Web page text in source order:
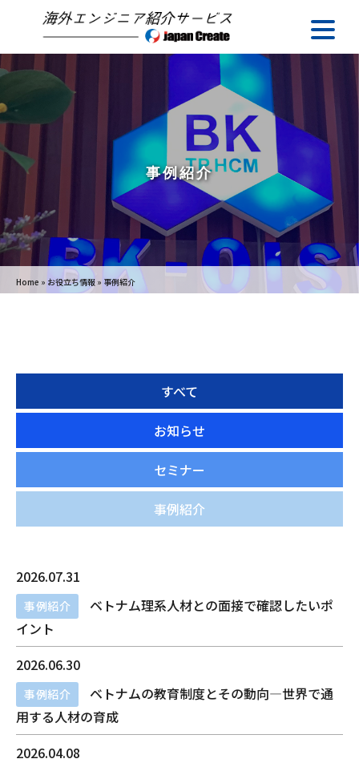
事例紹介
Home » お役立ち情報 » 事例紹介
すべて
お知らせ
セミナー
事例紹介
2026.07.31
事例紹介
ベトナム理系人材との面接で確認したいポ
イント
2026.06.30
事例紹介
ベトナムの教育制度とその動向―世界で通
用する人材の育成
2026.04.08